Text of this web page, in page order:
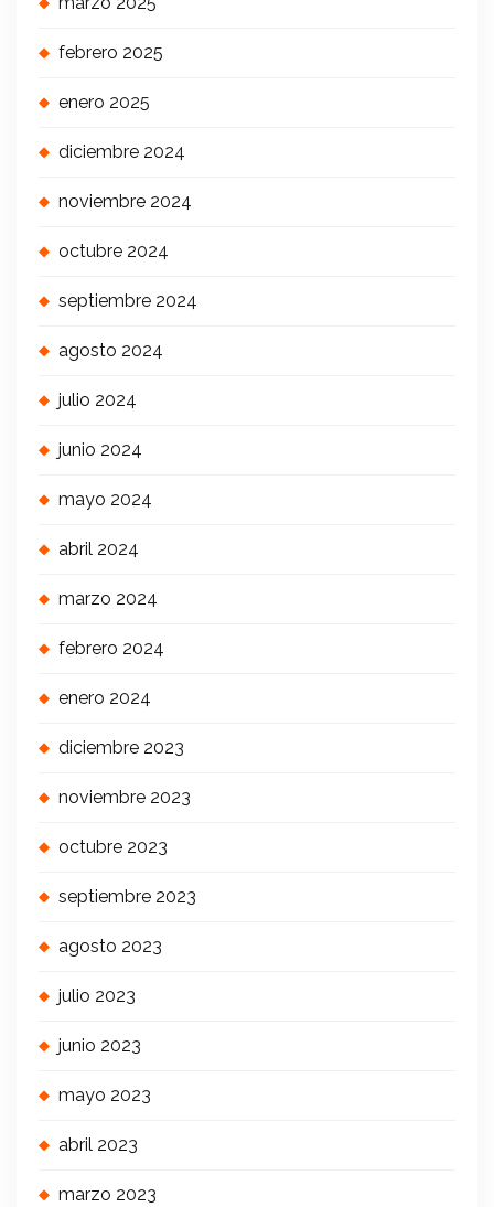
febrero 2025
enero 2025
diciembre 2024
noviembre 2024
octubre 2024
septiembre 2024
agosto 2024
julio 2024
junio 2024
mayo 2024
abril 2024
marzo 2024
febrero 2024
enero 2024
diciembre 2023
noviembre 2023
octubre 2023
septiembre 2023
agosto 2023
julio 2023
junio 2023
mayo 2023
abril 2023
marzo 2023